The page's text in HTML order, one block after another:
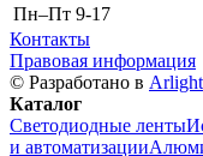
Пн–Пт 9-17
Контакты
Правовая информация
© Разработано в Arlight
Каталог
Светодиодные ленты
и автоматизации